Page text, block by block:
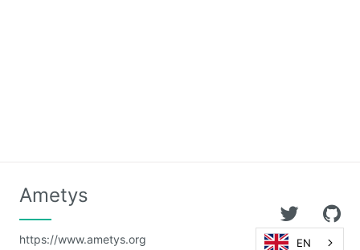
Dashboard
Datasources
Explorer
Ametys
https://www.ametys.org EN